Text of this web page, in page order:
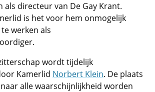
als directeur van De Gay Krant.
is het voor hem onmogelijk
werken als
wordt tijdelijk
Kamerlid Norbert Klein. De plaats
alle waarschijnlijkheid worden